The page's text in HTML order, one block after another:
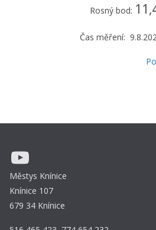
Rosný bod:
Čas měření:
YouTube
Městys Knínice
Knínice 107
679 34 Knínice